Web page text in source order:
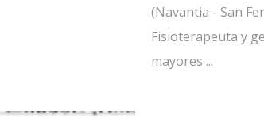
(Navantia - San
Fisioterapeuta y
mayores ...